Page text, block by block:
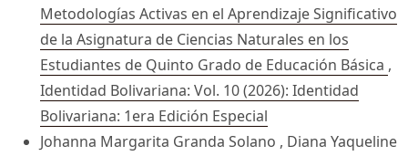
Metodologías Activas en el Aprendizaje Significativo
de la Asignatura de Ciencias Naturales en los
Estudiantes de Quinto Grado de Educación Básica ,
Identidad Bolivariana: Vol. 10 (2026): Identidad
Bolivariana: 1era Edición Especial
Johanna Margarita Granda Solano , Diana Yaqueline